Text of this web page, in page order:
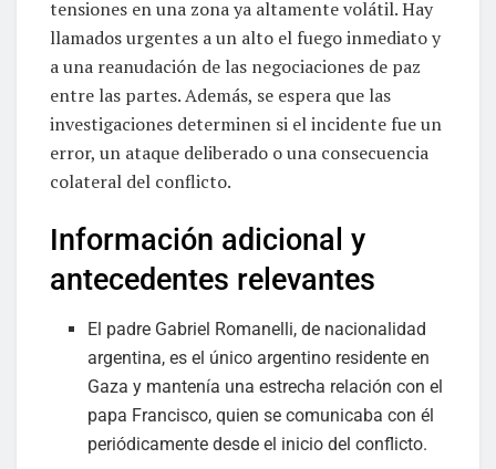
tensiones en una zona ya altamente volátil. Hay
llamados urgentes a un alto el fuego inmediato y
a una reanudación de las negociaciones de paz
entre las partes. Además, se espera que las
investigaciones determinen si el incidente fue un
error, un ataque deliberado o una consecuencia
colateral del conflicto.
Información adicional y
antecedentes relevantes
El padre Gabriel Romanelli, de nacionalidad
argentina, es el único argentino residente en
Gaza y mantenía una estrecha relación con el
papa Francisco, quien se comunicaba con él
periódicamente desde el inicio del conflicto.